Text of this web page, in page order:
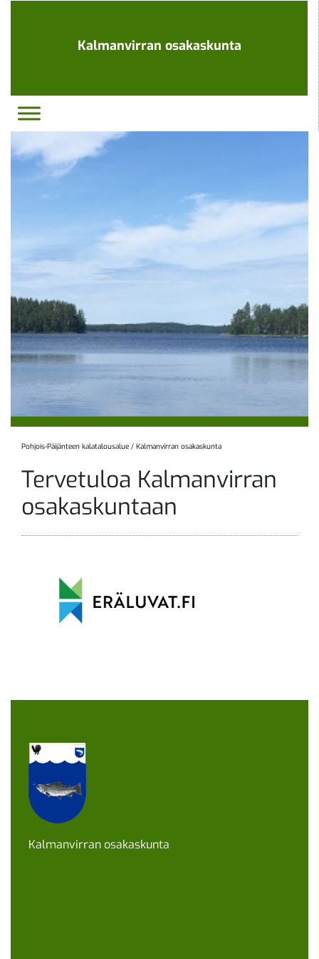
Kalmanvirran osakaskunta
Pohjois-Päijänteen kalatalousalue / Kalmanvirran osakaskunta
Tervetuloa Kalmanvirran
osakaskuntaan
Kalmanvirran osakaskunta